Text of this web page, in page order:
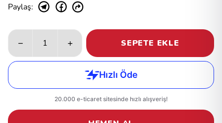
Paylaş:
SEPETE EKLE